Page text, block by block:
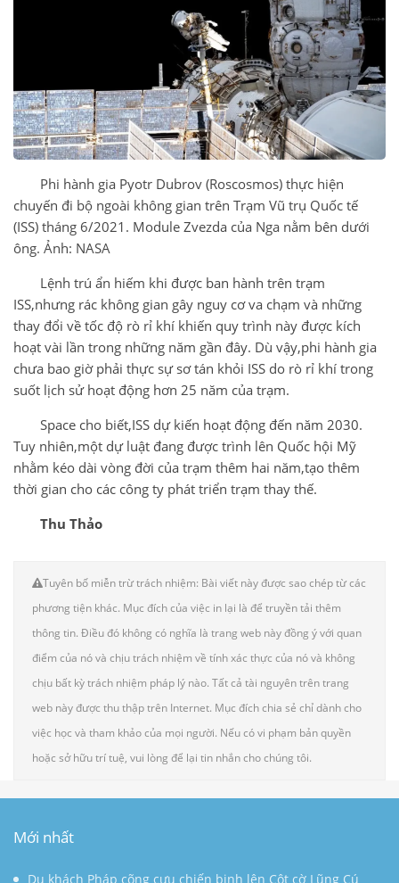
Phi hành gia Pyotr Dubrov (Roscosmos) thực hiện
chuyến đi bộ ngoài không gian trên Trạm Vũ trụ Quốc tế
(ISS) tháng 6/2021. Module Zvezda của Nga nằm bên dưới
ông. Ảnh: NASA
Lệnh trú ẩn hiếm khi được ban hành trên trạm
ISS,nhưng rác không gian gây nguy cơ va chạm và những
thay đổi về tốc độ rò rỉ khí khiến quy trình này được kích
hoạt vài lần trong những năm gần đây. Dù vậy,phi hành gia
chưa bao giờ phải thực sự sơ tán khỏi ISS do rò rỉ khí trong
suốt lịch sử hoạt động hơn 25 năm của trạm.
Space cho biết,ISS dự kiến hoạt động đến năm 2030.
Tuy nhiên,một dự luật đang được trình lên Quốc hội Mỹ
nhằm kéo dài vòng đời của trạm thêm hai năm,tạo thêm
thời gian cho các công ty phát triển trạm thay thế.
Thu Thảo
Tuyên bố miễn trừ trách nhiệm: Bài viết này được sao chép từ các
phương tiện khác. Mục đích của việc in lại là để truyền tải thêm
thông tin. Điều đó không có nghĩa là trang web này đồng ý với quan
điểm của nó và chịu trách nhiệm về tính xác thực của nó và không
chịu bất kỳ trách nhiệm pháp lý nào. Tất cả tài nguyên trên trang
web này được thu thập trên Internet. Mục đích chia sẻ chỉ dành cho
việc học và tham khảo của mọi người. Nếu có vi phạm bản quyền
hoặc sở hữu trí tuệ, vui lòng để lại tin nhắn cho chúng tôi.
Mới nhất
Du khách Pháp cõng cựu chiến binh lên Cột cờ Lũng Cú